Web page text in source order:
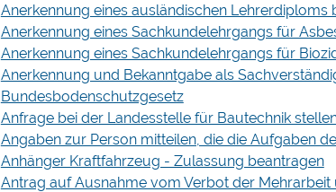
Anerkennung eines ausländischen Lehrerdiploms
Anerkennung eines Sachkundelehrgangs für
Anerkennung eines Sachkundelehrgangs für
Anerkennung und Bekanntgabe als
Bundesbodenschutzgesetz
Anfrage bei der Landesstelle für Bautechnik
Angaben zur Person mitteilen, die die Aufgaben
Anhänger Kraftfahrzeug - Zulassung beantragen
Antrag auf Ausnahme vom Verbot der